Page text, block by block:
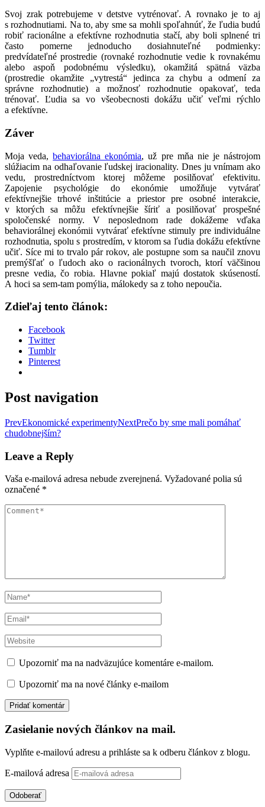
Svoj zrak potrebujeme v detstve vytrénovať. A rovnako je to aj
s rozhodnutiami. Na to, aby sme sa mohli spoľahnúť, že ľudia budú
robiť racionálne a efektívne rozhodnutia stačí, aby boli splnené tri
často pomerne jednoducho dosiahnuteľné podmienky:
predvídateľné prostredie (rovnaké rozhodnutie vedie k rovnakému
alebo aspoň podobnému výsledku), okamžitá spätná väzba
(prostredie okamžite „vytrestá“ jedinca za chybu a odmení za
správne rozhodnutie) a možnosť rozhodnutie opakovať, teda
trénovať. Ľudia sa vo všeobecnosti dokážu učiť veľmi rýchlo
a efektívne.
Záver
Moja veda,behaviorálna ekonómia, už pre mňa nie je nástrojom
slúžiacim na odhaľovanie ľudskej iracionality. Dnes ju vnímam ako
vedu, prostredníctvom ktorej môžeme posilňovať efektivitu.
Zapojenie psychológie do ekonómie umožňuje vytvárať
efektívnejšie trhové inštitúcie a priestor pre osobné interakcie,
v ktorých sa môžu efektívnejšie šíriť a posilňovať prospešné
spoločenské normy. V neposlednom rade dokážeme vďaka
behaviorálnej ekonómii vytvárať efektívne stimuly pre individuálne
rozhodnutia, spolu s prostredím, v ktorom sa ľudia dokážu efektívne
učiť. Síce mi to trvalo pár rokov, ale postupne som sa naučil znovu
premýšľať o ľudoch ako o racionálnych tvoroch, ktorí väčšinou
presne vedia, čo robia. Hlavne pokiaľ majú dostatok skúseností.
A hoci sa sem-tam pomýlia, málokedy sa z toho nepoučia.
Zdieľaj tento článok:
Facebook
Twitter
Tumblr
Pinterest
Post navigation
PrevEkonomické experimentyNextPrečo by sme mali pomáhať
chudobnejším?
Leave a Reply
Vaša e-mailová adresa nebude zverejnená. Vyžadované polia sú
označené *
Upozorniť ma na nadväzujúce komentáre e-mailom.
Upozorniť ma na nové články e-mailom
Zasielanie nových článkov na mail.
Vyplňte e-mailovú adresu a prihláste sa k odberu článkov z blogu.
E-mailová adresa
Odoberať